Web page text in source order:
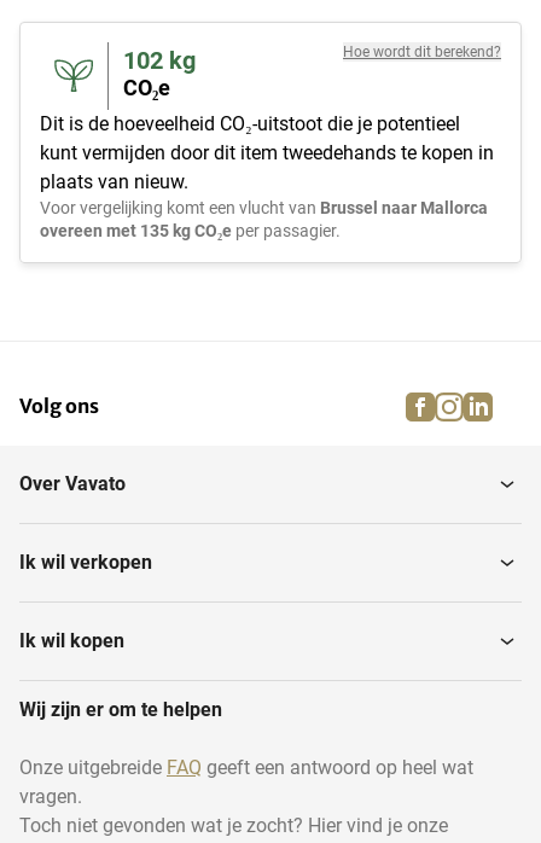
102 kg
CO₂e
Hoe wordt dit berekend?
Dit is de hoeveelheid CO₂-uitstoot die je potentieel
kunt vermijden door dit item tweedehands te kopen in
plaats van nieuw.
Voor vergelijking komt een vlucht van Brussel naar Mallorca
overeen met 135 kg CO₂e per passagier.
Volg ons facebook
Over Vavato
Ik wil verkopen
Ik wil kopen
Wij zijn er om te helpen
Onze uitgebreide FAQ geeft een antwoord op heel wat
vragen.
Toch niet gevonden wat je zocht? Hier vind je onze